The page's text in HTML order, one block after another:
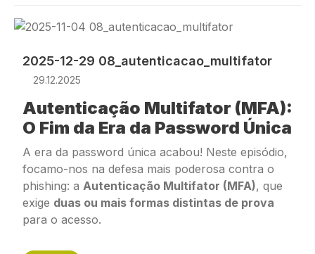
Imagem
2025-12-29 08_autenticacao_multifator
29.12.2025
Autenticação Multifator (MFA):
O Fim da Era da Password Única
A era da password única acabou! Neste episódio,
focamo-nos na defesa mais poderosa contra o
phishing: a Autenticação Multifator (MFA), que
exige duas ou mais formas distintas de prova
para o acesso.